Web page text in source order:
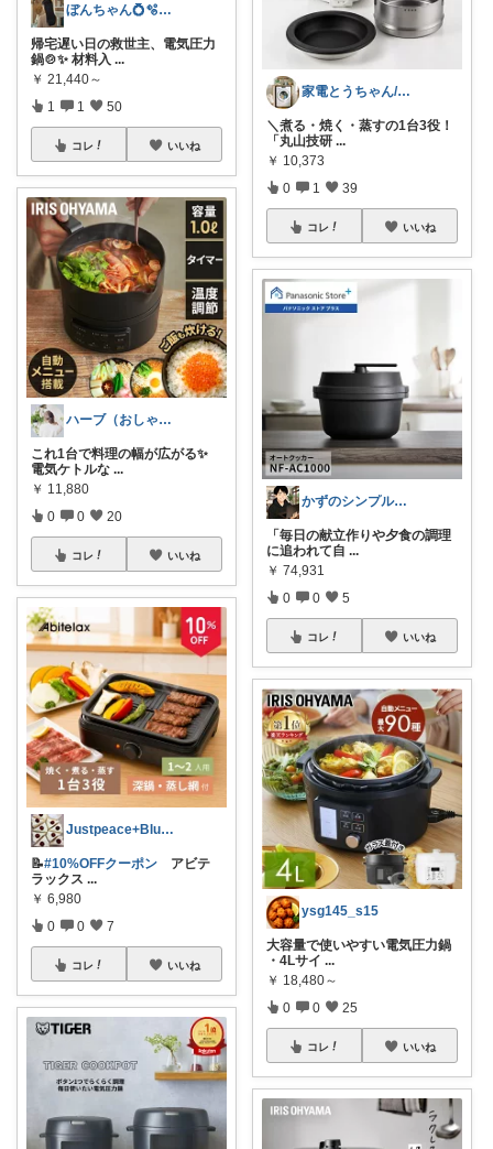
ぼんちゃん💍🫧経由購入感謝✨
帰宅遅い日の救世主、電気圧力
鍋🍲✨ 材料入 ...
￥ 21,440～
1 1 50
コレ いいね
ハーブ（おしゃれに楽したい主婦）
これ1台で料理の幅が広がる✨
電気ケトルな ...
￥ 11,880
0 0 20
コレ いいね
Justpeace+Blue🌾皆様感謝
📝#10%OFFクーポン アビテ
ラックス ...
￥ 6,980
0 0 7
コレ いいね
家電とうちゃん/2児のパパ✨️購入感謝！
​＼煮る・焼く・蒸すの1台3役！
「丸山技研 ...
￥ 10,373
0 1 39
コレ いいね
かずのシンプル生活｜一生モノに出会う場所
​「毎日の献立作りや夕食の調理
に追われて自 ...
￥ 74,931
0 0 5
コレ いいね
ysg145_s15
大容量で使いやすい電気圧力鍋
・4Lサイ ...
￥ 18,480～
0 0 25
コレ いいね